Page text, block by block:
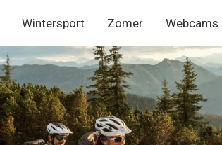
Wintersport Zomer Webcams